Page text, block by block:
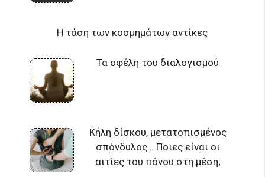
Η τάση των κοσμημάτων αντίκες
Τα οφέλη του διαλογισμού
Κήλη δίσκου, μετατοπισμένος
σπόνδυλος… Ποιες είναι οι
αιτίες του πόνου στη μέση;